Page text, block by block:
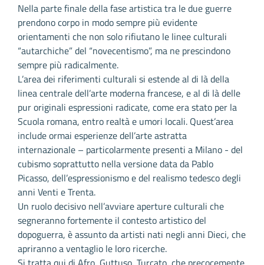
Nella parte finale della fase artistica tra le due guerre
prendono corpo in modo sempre più evidente
orientamenti che non solo rifiutano le linee culturali
“autarchiche” del “novecentismo”, ma ne prescindono
sempre più radicalmente.
L’area dei riferimenti culturali si estende al di là della
linea centrale dell’arte moderna francese, e al di là delle
pur originali espressioni radicate, come era stato per la
Scuola romana, entro realtà e umori locali. Quest’area
include ormai esperienze dell’arte astratta
internazionale – particolarmente presenti a Milano - del
cubismo soprattutto nella versione data da Pablo
Picasso, dell’espressionismo e del realismo tedesco degli
anni Venti e Trenta.
Un ruolo decisivo nell’avviare aperture culturali che
segneranno fortemente il contesto artistico del
dopoguerra, è assunto da artisti nati negli anni Dieci, che
apriranno a ventaglio le loro ricerche.